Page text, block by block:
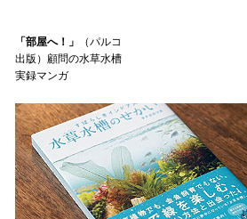
「部屋へ！」
（パルコ
出版）顧問の水草水槽
実録マンガ